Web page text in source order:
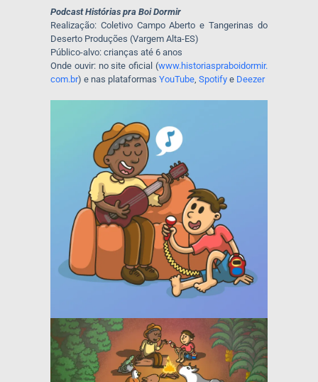
Podcast Histórias pra Boi Dormir
Realização: Coletivo Campo Aberto e Tangerinas do
Deserto Produções (Vargem Alta-ES)
Público-alvo: crianças até 6 anos
Onde ouvir: no site oficial (www.historiaspraboidormir.
com.br) e nas plataformas YouTube, Spotifye Deezer